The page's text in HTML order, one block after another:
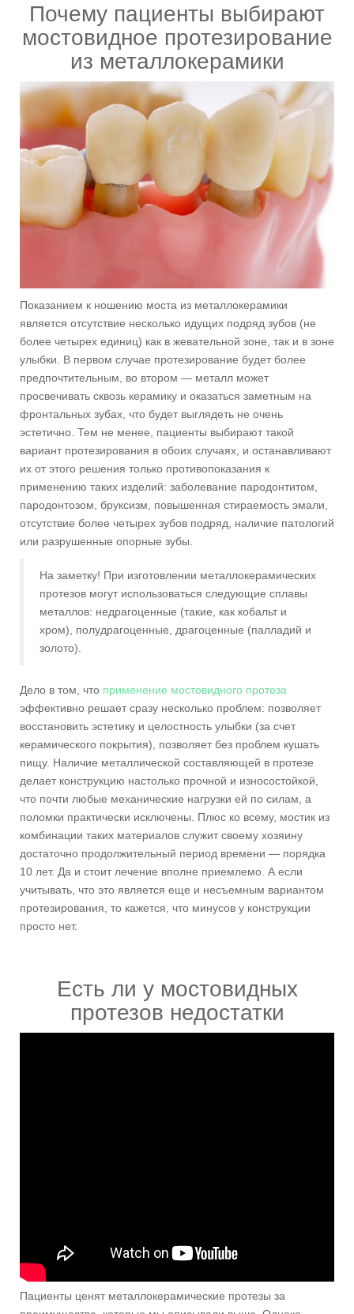
Почему пациенты выбирают
мостовидное протезирование
из металлокерамики
Показанием к ношению моста из металлокерамики
является отсутствие несколько идущих подряд зубов (не
более четырех единиц) как в жевательной зоне, так и в зоне
улыбки. В первом случае протезирование будет более
предпочтительным, во втором — металл может
просвечивать сквозь керамику и оказаться заметным на
фронтальных зубах, что будет выглядеть не очень
эстетично. Тем не менее, пациенты выбирают такой
вариант протезирования в обоих случаях, и останавливают
их от этого решения только противопоказания к
применению таких изделий: заболевание пародонтитом,
пародонтозом, бруксизм, повышенная стираемость эмали,
отсутствие более четырех зубов подряд, наличие патологий
или разрушенные опорные зубы.
На заметку! При изготовлении металлокерамических
протезов могут использоваться следующие сплавы
металлов: недрагоценные (такие, как кобальт и
хром), полудрагоценные, драгоценные (палладий и
золото).
Дело в том, что применение мостовидного протеза
эффективно решает сразу несколько проблем: позволяет
восстановить эстетику и целостность улыбки (за счет
керамического покрытия), позволяет без проблем кушать
пищу. Наличие металлической составляющей в протезе
делает конструкцию настолько прочной и износостойкой,
что почти любые механические нагрузки ей по силам, а
поломки практически исключены. Плюс ко всему, мостик из
комбинации таких материалов служит своему хозяину
достаточно продолжительный период времени — порядка
10 лет. Да и стоит лечение вполне приемлемо. А если
учитывать, что это является еще и несъемным вариантом
протезирования, то кажется, что минусов у конструкции
просто нет.
Есть ли у мостовидных
протезов недостатки
Пациенты ценят металлокерамические протезы за